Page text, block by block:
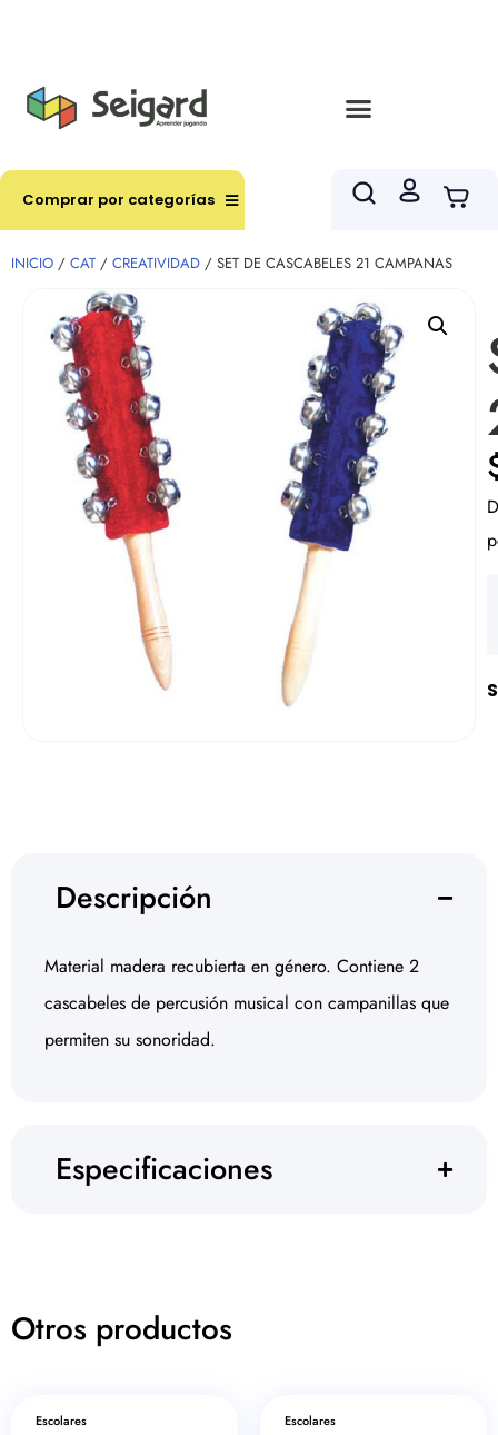
Comprar por categorías
INICIO / CAT / CREATIVIDAD / SET DE CASCABELES 21 CAMPANAS
Descripción
Material madera recubierta en género. Contiene 2
cascabeles de percusión musical con campanillas que
permiten su sonoridad.
Especificaciones
Otros productos
Escolares Escolares